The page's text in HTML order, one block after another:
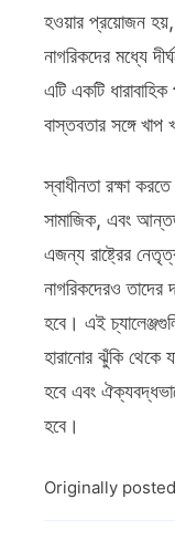
হওয়ার প্রয়োজন হয়,
নাগরিকদের মধ্যে
এটি একটি
বাস্তবতার সঙ্গে
স্বাধীনতা রক্ষা
সামাজিক, এবং
এজন্য রাষ্ট্রের
নাগরিকদেরও তাদের
হবে। এই
হারানোর ঝুঁকি
হবে এবং
হবে।
Originally